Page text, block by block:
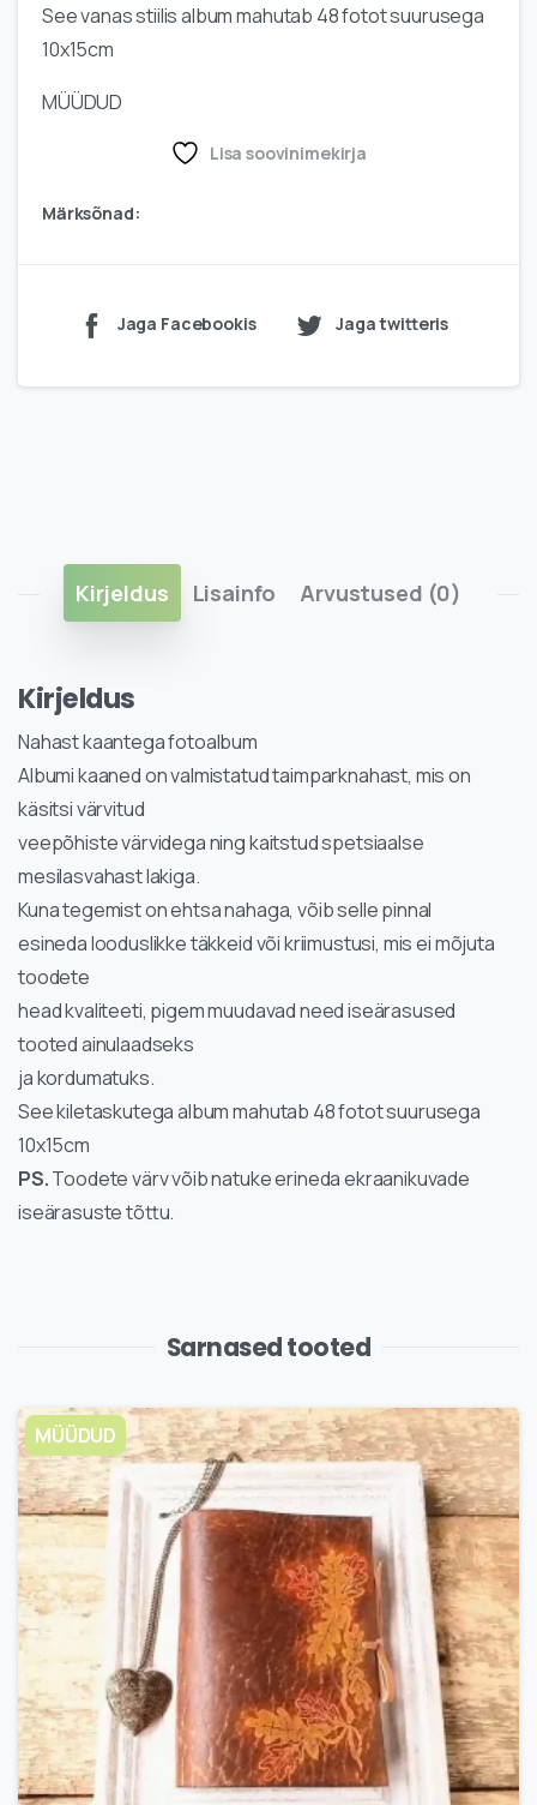
See vanas stiilis album mahutab 48 fotot suurusega
10x15cm
MÜÜDUD
Lisa soovinimekirja
Märksõnad:
Jaga Facebookis Jaga twitteris
Kirjeldus Lisainfo Arvustused (0)
Kirjeldus
Nahast kaantega fotoalbum
Albumi kaaned on valmistatud taimparknahast, mis on
käsitsi värvitud
veepõhiste värvidega ning kaitstud spetsiaalse
mesilasvahast lakiga.
Kuna tegemist on ehtsa nahaga, võib selle pinnal
esineda looduslikke täkkeid või kriimustusi, mis ei mõjuta
toodete
head kvaliteeti, pigem muudavad need iseärasused
tooted ainulaadseks
ja kordumatuks.
See kiletaskutega album mahutab 48 fotot suurusega
10x15cm
PS.Toodete värv võib natuke erineda ekraanikuvade
iseärasuste tõttu.
Sarnased tooted
MÜÜDUD